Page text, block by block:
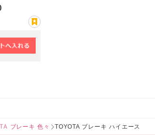
ブレーキ 色々 TOYOTA ブレーキ ハイエース